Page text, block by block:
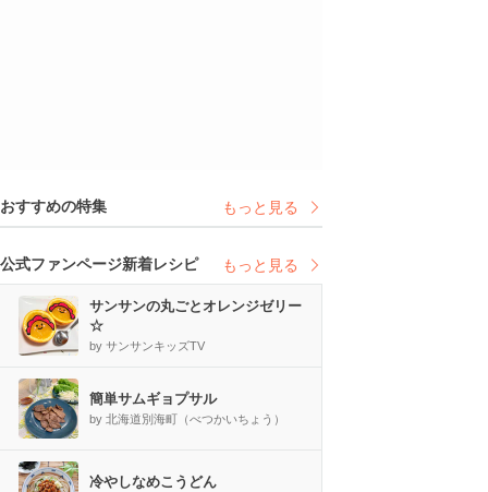
おすすめの特集 もっと見る
公式ファンページ新着レシピ もっと見る
サンサンの丸ごとオレンジゼリー
☆
by サンサンキッズTV
簡単サムギョプサル
by 北海道別海町（べつかいちょう）
冷やしなめこうどん